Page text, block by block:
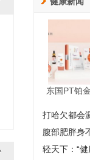
东国PT铂
打哈欠都会
腹部肥胖身
轻天下：“